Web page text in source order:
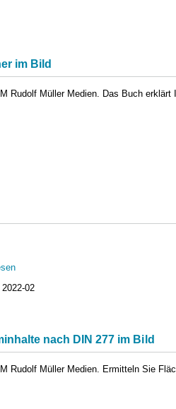
im Bild
Rudolf Müller Medien. Das Buch
2022-02
nach DIN 277 im Bild
Rudolf Müller Medien. Ermitteln Sie